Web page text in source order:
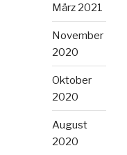
März 2021
November
2020
Oktober
2020
August
2020